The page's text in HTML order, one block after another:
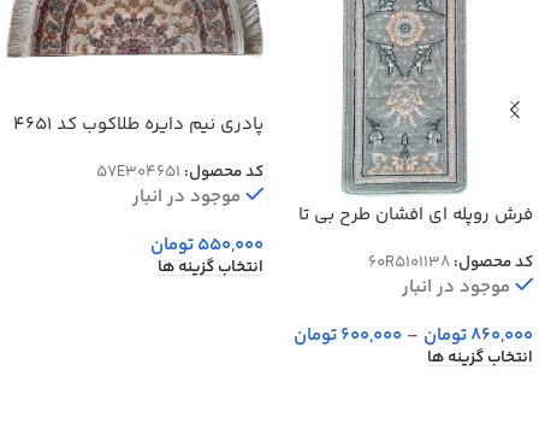
فرش روپله ای افشان طرح بی تا
کد محصول:60R5101138
موجود در انبار
860,000تومان –
600,000تومان
انتخاب گزینه ها
پادری نیم‌ دایره طلاکوب کد 4651
کد محصول: 57E304651
موجود در انبار
550,000تومان
انتخاب گزینه ها